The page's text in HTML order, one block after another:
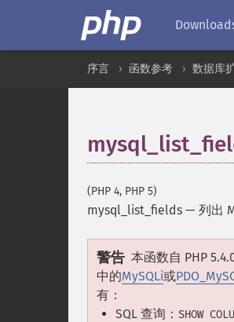
序言 函数参考 数据库
(PHP 4, PHP 5)
mysql_list_fields — 列出
警告 本函数自 PHP
中的MySQLi或
有：
SQL 查询： SHOW